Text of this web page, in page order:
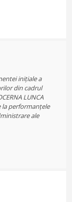
inițiale a
din cadrul
LUNCA
la performanțele
ale